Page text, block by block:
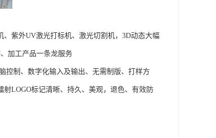
紫外UV激光打标机、激光切割机，3D动态大幅
加工产品一条龙服务
控制、数字化输入及输出、无需制版、打样方
LOGO标记清晰、持久、美观，退色、有效防